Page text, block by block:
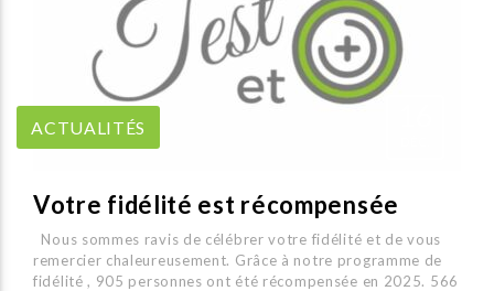
ACTUALITÉS
Votre fidélité est récompensée
Nous sommes ravis de célébrer votre fidélité et de vous
remercier chaleureusement. Grâce à notre programme de
fidélité , 905 personnes ont été récompensée en 2025. 566